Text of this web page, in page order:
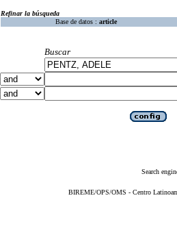
Refinar la búsqueda
Base de datos : article
Buscar
Search
BIREME/OPS/OMS - Centro